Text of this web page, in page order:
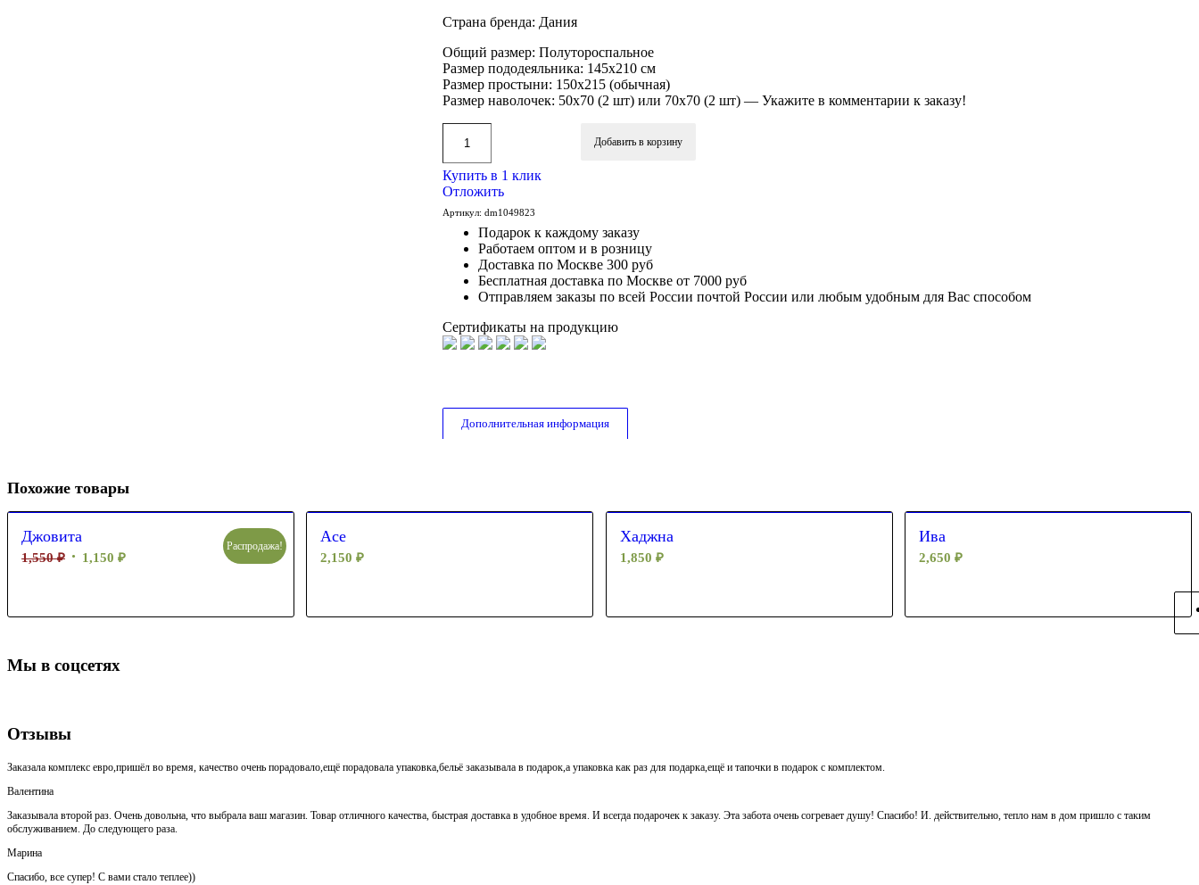
Cтрана бренда: Дания
Общий размер: Полутороспальное
Размер пододеяльника: 145х210 см
Размер простыни: 150х215 (обычная)
Размер наволочек: 50х70 (2 шт) или 70х70 (2 шт) — Укажите в комментарии к заказу!
Добавить в корзину
Купить в 1 клик
Отложить
Артикул:dm1049823
Подарок к каждому заказу
Работаем оптом и в розницу
Доставка по Москве 300 руб
Бесплатная доставка по Москве от 7000 руб
Отправляем заказы по всей России почтой России или любым удобным для Вас способом
Сертификаты на продукцию
Дополнительная информация
Похожие товары
Джовита
1,550₽ 1,150 ₽
Распродажа!
Асе
2,150₽
Хаджна
1,850 ₽
Ива
2,650 ₽
Мы в соцсетях
Отзывы
Заказала комплекс евро,пришёл во время, качество очень порадовало,ещё порадовала упаковка,бельё заказывала в подарок,а упаковка как раз для подарка,ещё и тапочки в подарок с комплектом.
Валентина
Заказывала второй раз. Очень довольна, что выбрала ваш магазин. Товар отличного качества, быстрая доставка в удобное время. И всегда подарочек к заказу. Эта забота очень согревает душу! Спасибо! И. действительно, тепло нам в дом пришло с таким
обслуживанием. До следующего раза.
Марина
Спасибо, все супер! С вами стало теплее))